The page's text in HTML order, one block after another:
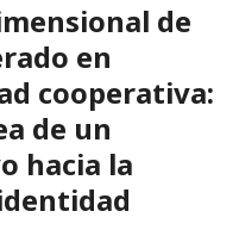
de
en
cooperativa:
de un
hacia la